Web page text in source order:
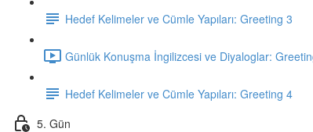
Hedef Kelimeler ve Cümle Yapıları: Greeting 3
Günlük Konuşma İngilizcesi ve Diyaloglar:
Hedef Kelimeler ve Cümle Yapıları: Greeting 4
5. Gün